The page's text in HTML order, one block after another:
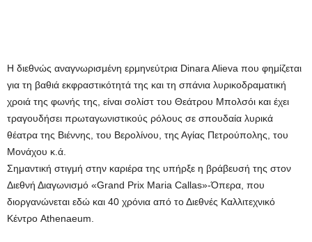
Η διεθνώς αναγνωρισμένη ερμηνεύτρια Dinara Alieva που φημίζεται
για τη βαθιά εκφραστικότητά της και τη σπάνια λυρικοδραματική
χροιά της φωνής της, είναι σολίστ του Θεάτρου Μπολσόι και έχει
τραγουδήσει πρωταγωνιστικούς ρόλους σε σπουδαία λυρικά
θέατρα της Βιέννης, του Βερολίνου, της Αγίας Πετρούπολης, του
Μονάχου κ.ά.
Σημαντική στιγμή στην καριέρα της υπήρξε η βράβευσή της στον
Διεθνή Διαγωνισμό «Grand Prix Maria Callas»-Όπερα, που
διοργανώνεται εδώ και 40 χρόνια από το Διεθνές Καλλιτεχνικό
Κέντρο Athenaeum.